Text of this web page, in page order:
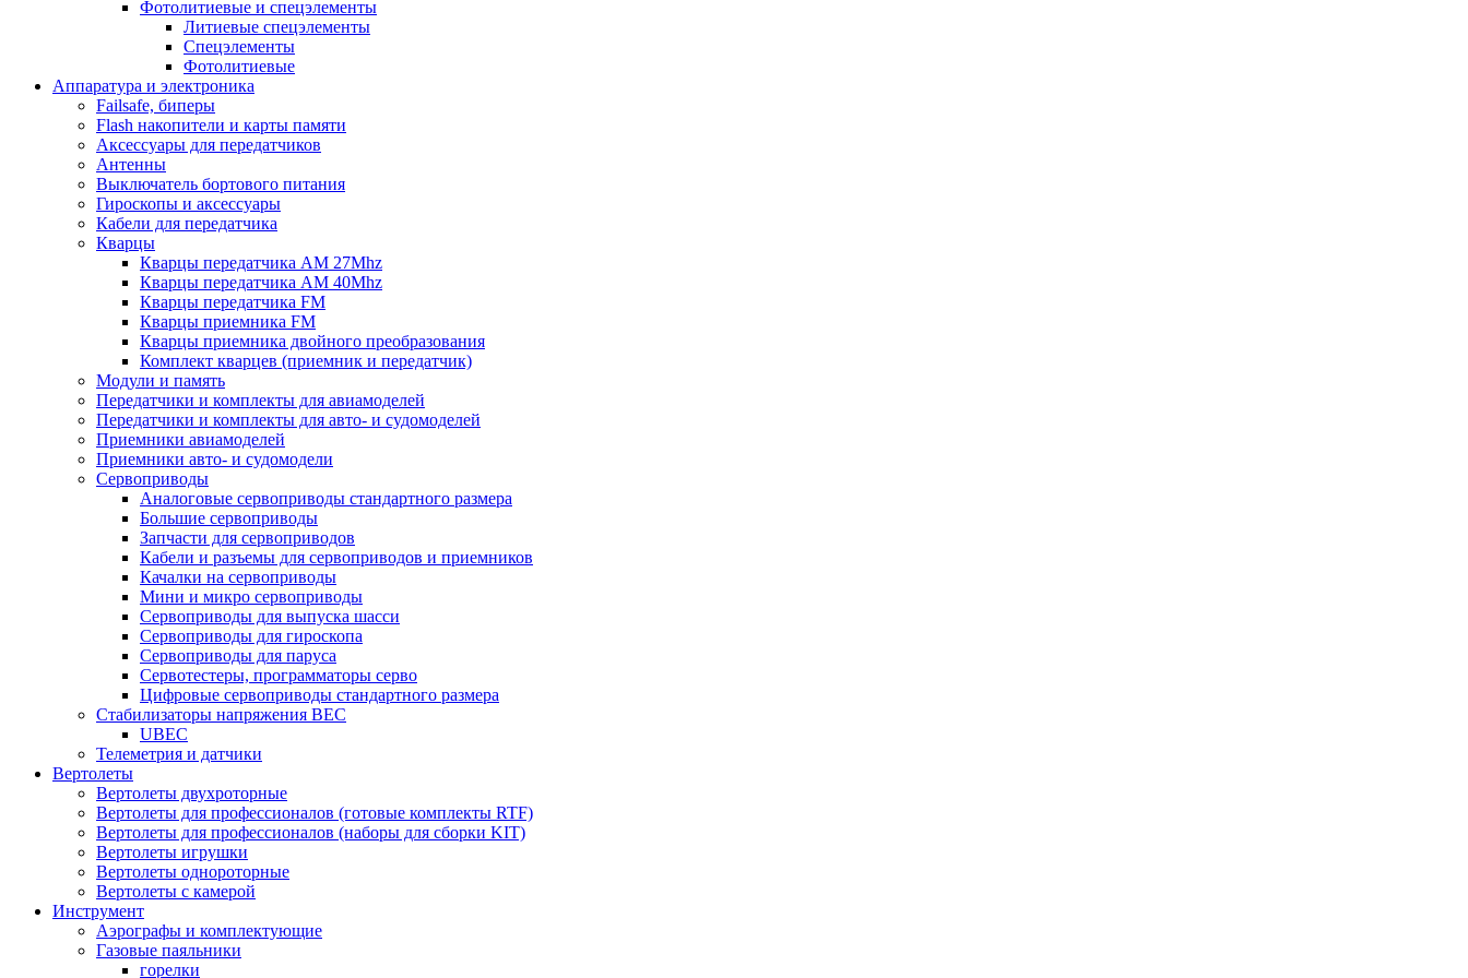
Фотолитиевые и спецэлементы
Литиевые спецэлементы
Спецэлементы
Фотолитиевые
Аппаратура и электроника
Failsafe, биперы
Flash накопители и карты памяти
Аксессуары для передатчиков
Антенны
Выключатель бортового питания
Гироскопы и аксессуары
Кабели для передатчика
Кварцы
Кварцы передатчика AM 27Mhz
Кварцы передатчика AM 40Mhz
Кварцы передатчика FM
Кварцы приемника FM
Кварцы приемника двойного преобразования
Комплект кварцев (приемник и передатчик)
Модули и память
Передатчики и комплекты для авиамоделей
Передатчики и комплекты для авто- и судомоделей
Приемники авиамоделей
Приемники авто- и судомодели
Сервоприводы
Аналоговые сервоприводы стандартного размера
Большие сервоприводы
Запчасти для сервоприводов
Кабели и разъемы для сервоприводов и приемников
Качалки на сервоприводы
Мини и микро сервоприводы
Сервоприводы для выпуска шасси
Сервоприводы для гироскопа
Сервоприводы для паруса
Сервотестеры, программаторы серво
Цифровые сервоприводы стандартного размера
Стабилизаторы напряжения BEC
UBEC
Телеметрия и датчики
Вертолеты
Вертолеты двухроторные
Вертолеты для профессионалов (готовые комплекты RTF)
Вертолеты для профессионалов (наборы для сборки KIT)
Вертолеты игрушки
Вертолеты однороторные
Вертолеты с камерой
Инструмент
Аэрографы и комплектующие
Газовые паяльники
горелки